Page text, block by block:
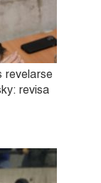
revelarse
revisa